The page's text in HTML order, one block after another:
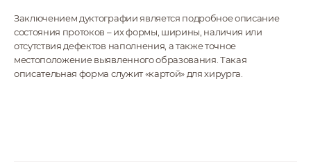
Заключением дуктографии является подробное описание
состояния протоков – их формы, ширины, наличия или
отсутствия дефектов наполнения, а также точное
местоположение выявленного образования. Такая
описательная форма служит «картой» для хирурга.